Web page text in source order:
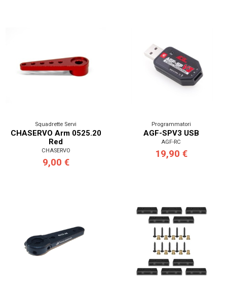
Squadrette Servi
CHASERVO Arm 0525.20
Red
CHASERVO
9,00 €
Programmatori
AGF-SPV3 USB
AGF-RC
19,90 €